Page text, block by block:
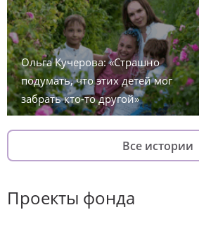
Ольга Кучерова: «Страшно
подумать, что этих детей мог
забрать кто-то другой»
Все истории
Проекты фонда